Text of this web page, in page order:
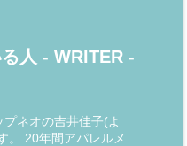
人 - WRITER -
ネオの吉井佳子(よ
。 20年間アパレルメ